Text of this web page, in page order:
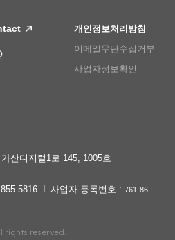
개인정보처리방침
이메일무단수집거부
사업자정보확인
산디지털1로 145, 1005호
사업자 등록번호 : 761-86-
rights reserved.